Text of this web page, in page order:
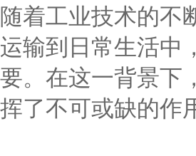
随着工业技术的不
运输到日常生活中
要。在这一背景下，
挥了不可或缺的作